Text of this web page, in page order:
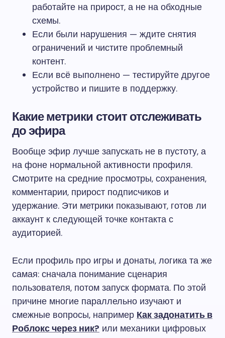
работайте на прирост, а не на обходные
схемы.
Если были нарушения — ждите снятия
ограничений и чистите проблемный
контент.
Если всё выполнено — тестируйте другое
устройство и пишите в поддержку.
Какие метрики стоит отслеживать
до эфира
Вообще эфир лучше запускать не в пустоту, а
на фоне нормальной активности профиля.
Смотрите на средние просмотры, сохранения,
комментарии, прирост подписчиков и
удержание. Эти метрики показывают, готов ли
аккаунт к следующей точке контакта с
аудиторией.
Если профиль про игры и донаты, логика та же
самая: сначала понимание сценария
пользователя, потом запуск формата. По этой
причине многие параллельно изучают и
смежные вопросы, например Как задонатить в
Роблокс через ник? или механики цифровых